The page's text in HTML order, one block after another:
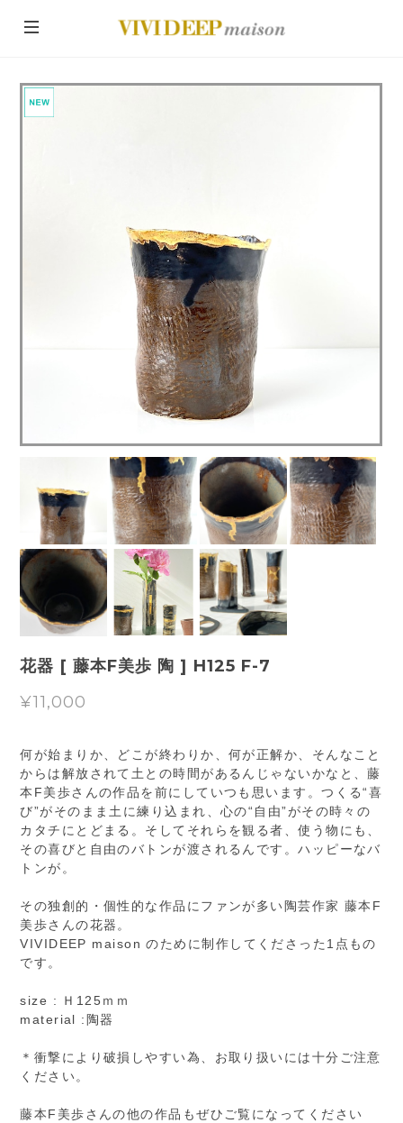
花器 [ 藤本F美歩 陶 ] H125 F-7
¥11,000
何が始まりか、どこが終わりか、何が正解か、そんなこと
からは解放されて土との時間があるんじゃないかなと、藤
本F美歩さんの作品を前にしていつも思います。つくる“喜
び”がそのまま土に練り込まれ、心の“自由”がその時々の
カタチにとどまる。そしてそれらを観る者、使う物にも、
その喜びと自由のバトンが渡されるんです。ハッピーなバ
トンが。
その独創的・個性的な作品にファンが多い陶芸作家 藤本F
美歩さんの花器。
VIVIDEEP maison のために制作してくださった1点もの
です。
size : Ｈ125ｍｍ
material :陶器
＊衝撃により破損しやすい為、お取り扱いには十分ご注意
ください。
藤本F美歩さんの他の作品もぜひご覧になってください